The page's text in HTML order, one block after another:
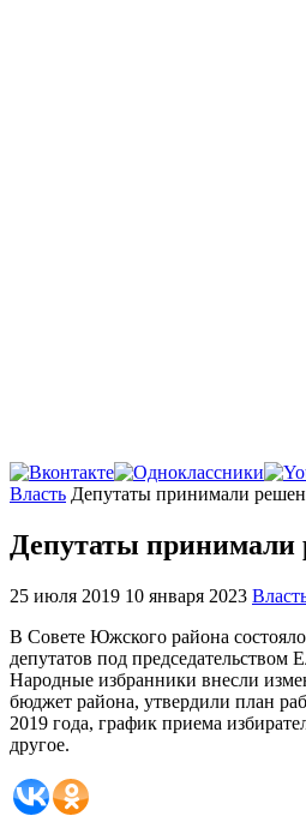
Главная
Власть Депутаты принимали
Депутаты принимали
25 июля 2019 10 января 2023
В Совете Южского района
депутатов под председательством
Народные избранники внесли
бюджет района, утвердили план
2019 года, график приема
другое.